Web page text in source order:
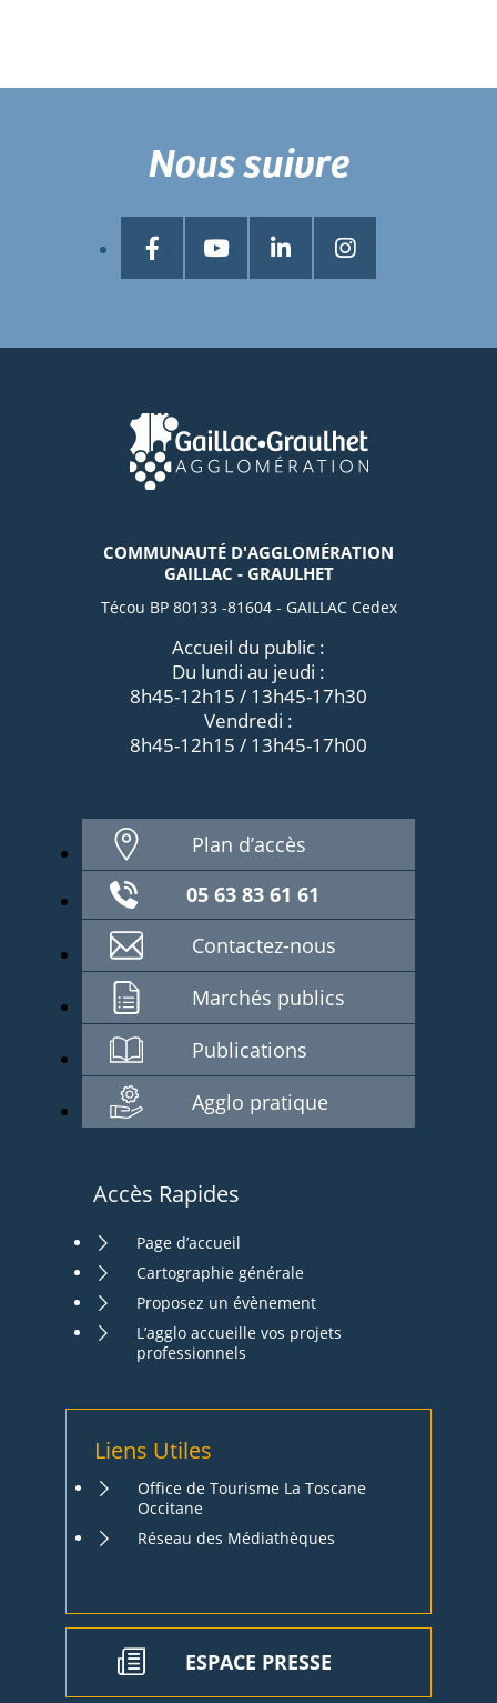
COMMUNAUTÉ D'AGGLOMÉRATION
GAILLAC - GRAULHET
Técou BP 80133 -81604 - GAILLAC Cedex
Accueil du public :
Du lundi au jeudi :
8h45-12h15 / 13h45-17h30
Vendredi :
8h45-12h15 / 13h45-17h00
Plan d’accès
05 63 83 61 61
Contactez-nous
Marchés publics
Publications
Agglo pratique
Accès Rapides
Page d’accueil
Cartographie générale
Proposez un évènement
L’agglo accueille vos projets
professionnels
Liens Utiles
Office de Tourisme La Toscane
Occitane
Réseau des Médiathèques
ESPACE PRESSE
Nous suivre